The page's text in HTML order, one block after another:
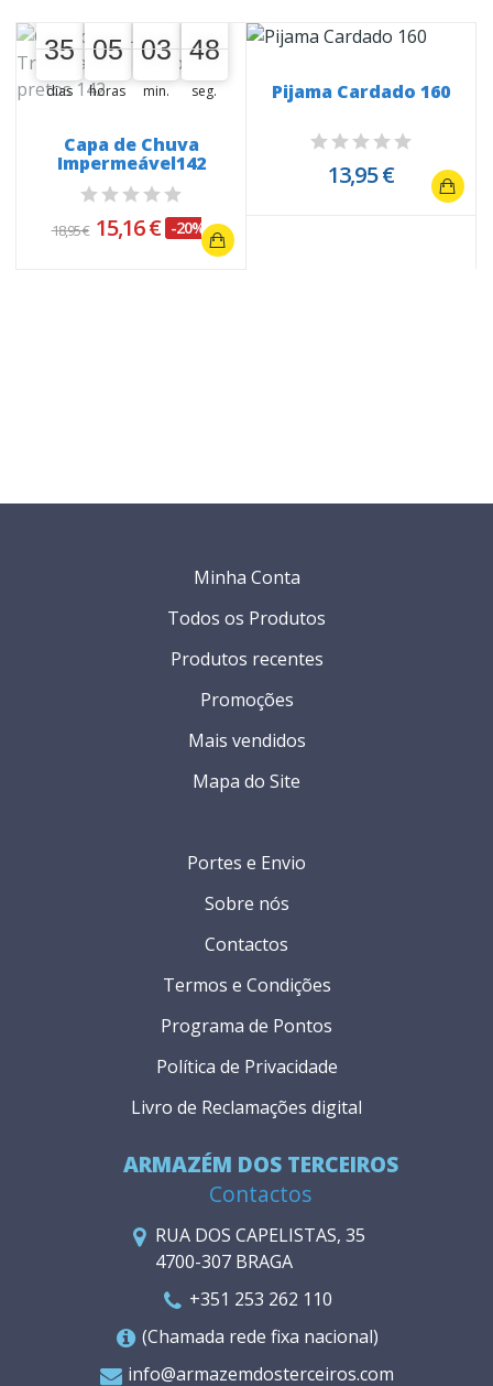
35
35
00
dias
05
05
00
horas
03
03
00
min.
48
47
48
seg.
Capa de Chuva
Impermeável142
18,95 € 15,16 € -20%
Pijama Cardado 160
13,95 €
ARMAZÉM DOS TERCEIROS
Contactos
RUA DOS CAPELISTAS, 35
4700-307 BRAGA
+351 253 262 110
(Chamada rede fixa nacional)
info@armazemdosterceiros.com
Portes e Envio
Sobre nós
Contactos
Termos e Condições
Programa de Pontos
Política de Privacidade
Livro de Reclamações digital
Minha Conta
Todos os Produtos
Produtos recentes
Promoções
Mais vendidos
Mapa do Site